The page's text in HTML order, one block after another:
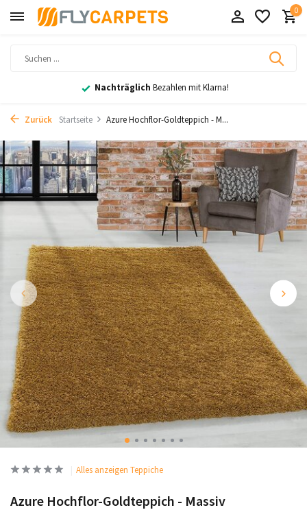
0
NachträglichBezahlen mit Klarna!
Zurück Startseite Azure Hochflor-Goldteppich - M...
Alles anzeigen Teppiche
Azure Hochflor-Goldteppich - Massiv